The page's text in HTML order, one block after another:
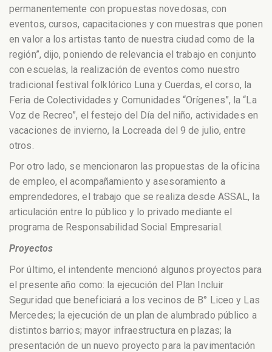
permanentemente con propuestas novedosas, con
eventos, cursos, capacitaciones y con muestras que ponen
en valor a los artistas tanto de nuestra ciudad como de la
región”, dijo, poniendo de relevancia el trabajo en conjunto
con escuelas, la realización de eventos como nuestro
tradicional festival folklórico Luna y Cuerdas, el corso, la
Feria de Colectividades y Comunidades “Orígenes”, la “La
Voz de Recreo”, el festejo del Día del niño, actividades en
vacaciones de invierno, la Locreada del 9 de julio, entre
otros.
Por otro lado, se mencionaron las propuestas de la oficina
de empleo, el acompañamiento y asesoramiento a
emprendedores, el trabajo que se realiza desde ASSAL, la
articulación entre lo público y lo privado mediante el
programa de Responsabilidad Social Empresarial.
Proyectos
Por último, el intendente mencionó algunos proyectos para
el presente año como: la ejecución del Plan Incluir
Seguridad que beneficiará a los vecinos de B° Liceo y Las
Mercedes; la ejecución de un plan de alumbrado público a
distintos barrios; mayor infraestructura en plazas; la
presentación de un nuevo proyecto para la pavimentación